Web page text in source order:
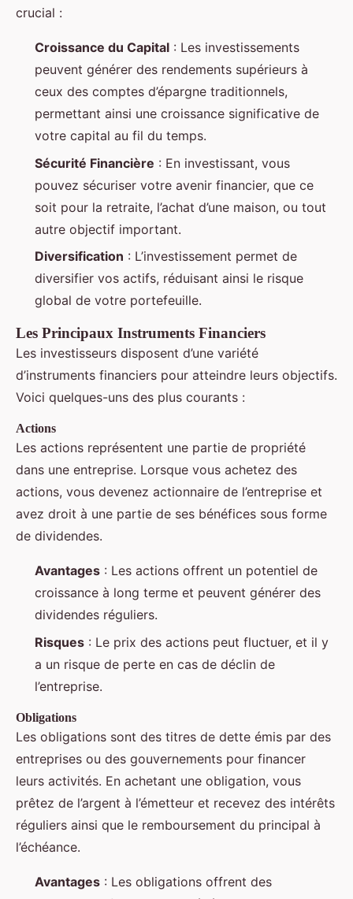
crucial :
Croissance du Capital : Les investissements
peuvent générer des rendements supérieurs à
ceux des comptes d’épargne traditionnels,
permettant ainsi une croissance significative de
votre capital au fil du temps.
Sécurité Financière : En investissant, vous
pouvez sécuriser votre avenir financier, que ce
soit pour la retraite, l’achat d’une maison, ou tout
autre objectif important.
Diversification : L’investissement permet de
diversifier vos actifs, réduisant ainsi le risque
global de votre portefeuille.
Les Principaux Instruments Financiers
Les investisseurs disposent d’une variété
d’instruments financiers pour atteindre leurs objectifs.
Voici quelques-uns des plus courants :
Actions
Les actions représentent une partie de propriété
dans une entreprise. Lorsque vous achetez des
actions, vous devenez actionnaire de l’entreprise et
avez droit à une partie de ses bénéfices sous forme
de dividendes.
Avantages : Les actions offrent un potentiel de
croissance à long terme et peuvent générer des
dividendes réguliers.
Risques : Le prix des actions peut fluctuer, et il y
a un risque de perte en cas de déclin de
l’entreprise.
Obligations
Les obligations sont des titres de dette émis par des
entreprises ou des gouvernements pour financer
leurs activités. En achetant une obligation, vous
prêtez de l’argent à l’émetteur et recevez des intérêts
réguliers ainsi que le remboursement du principal à
l’échéance.
Avantages : Les obligations offrent des